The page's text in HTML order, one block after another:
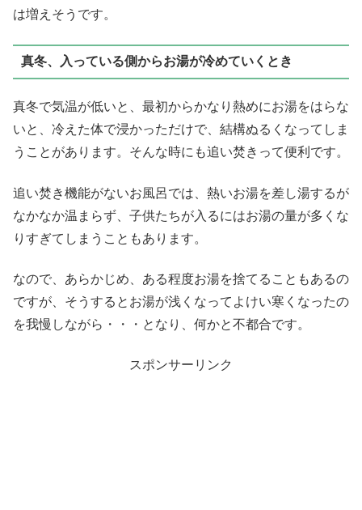
は増えそうです。
真冬、入っている側からお湯が冷めていくとき
真冬で気温が低いと、最初からかなり熱めにお湯をはらな
いと、冷えた体で浸かっただけで、結構ぬるくなってしま
うことがあります。そんな時にも追い焚きって便利です。
追い焚き機能がないお風呂では、熱いお湯を差し湯するが
なかなか温まらず、子供たちが入るにはお湯の量が多くな
りすぎてしまうこともあります。
なので、あらかじめ、ある程度お湯を捨てることもあるの
ですが、そうするとお湯が浅くなってよけい寒くなったの
を我慢しながら・・・となり、何かと不都合です。
スポンサーリンク